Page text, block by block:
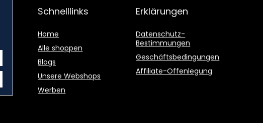
Schnelllinks
Home
Alle shoppen
Blogs
Unsere Webshops
Werben
Erklärungen
Datenschutz-
Bestimmungen
Geschäftsbedingungen
Affiliate-Offenlegung